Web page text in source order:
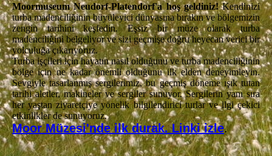
Moormuseum Neudorf-Platendorf'a hoş geldiniz!Kendinizi
turba madenciliğinin büyüleyici dünyasına bırakın ve bölgemizin
zengin tarihini keşfedin. Eşsiz bir müze olarak turba
madenciliğini belgeliyor ve sizi geçmişe doğru heyecan verici bir
yolculuğa çıkarıyoruz.
Turba işçileri için hayatın nasıl olduğunu ve turba madenciliğinin
bölge için ne kadar önemli olduğunu ilk elden deneyimleyin.
Sevgiyle tasarlanmış sergilerimiz, bu geçmiş döneme ışık tutan
tarihi aletler, makineler ve sergiler sunuyor. Sergilerin yanı sıra
her yaştan ziyaretçiye yönelik bilgilendirici turlar ve ilgi çekici
etkinlikler de sunuyoruz.
Moor Müzesi'nde ilk durak. Linki izle.